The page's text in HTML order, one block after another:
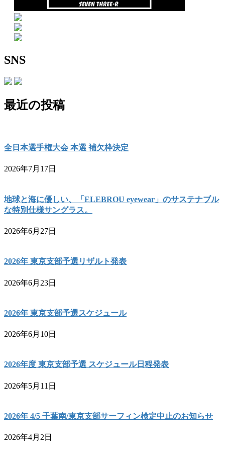
SNS
最近の投稿
全日本選手権大会 本選 補欠枠決定
2026年7月17日
地球と海に優しい、「ELEBROU eyewear」のサステナブル
な特別仕様サングラス。
2026年6月27日
2026年 東京支部予選リザルト発表
2026年6月23日
2026年 東京支部予選スケジュール
2026年6月10日
2026年度 東京支部予選 スケジュール日程発表
2026年5月11日
2026年 4/5 千葉南/東京支部サーフィン検定中止のお知らせ
2026年4月2日